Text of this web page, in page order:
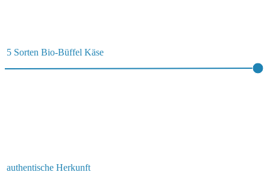
5 Sorten Bio-Büffel Käse
authentische Herkunft